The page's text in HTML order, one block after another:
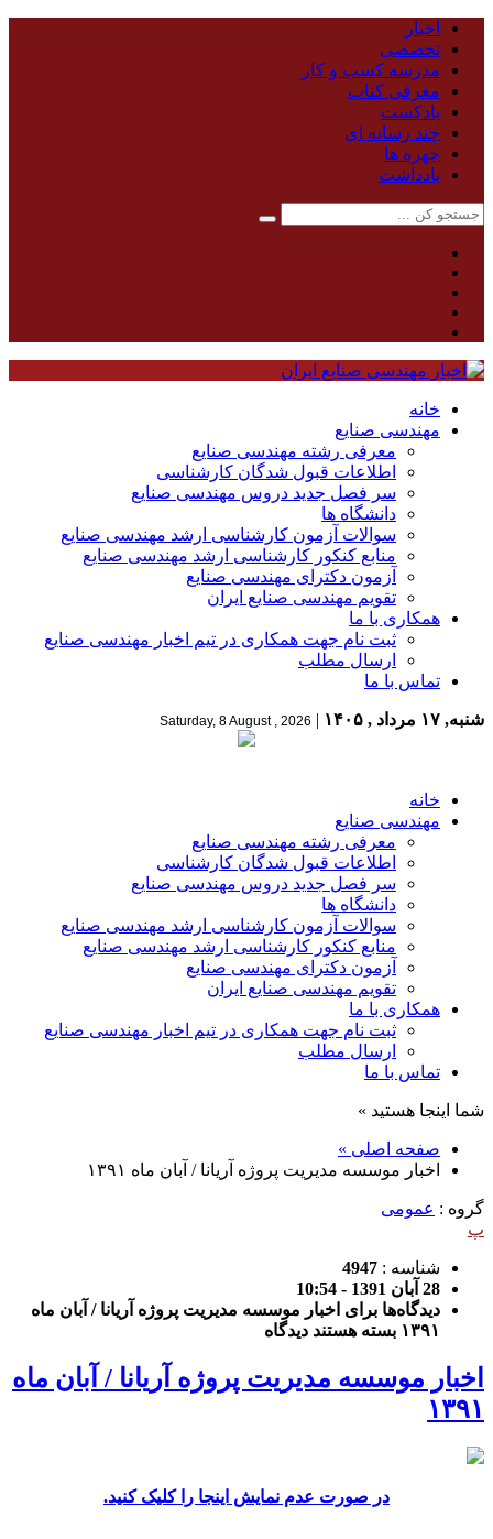
اخبار
تخصصی
مدرسه کسب و کار
معرفی کتاب
پادکست
چند رسانه ای
چهره ها
یادداشت
خانه
مهندسی صنایع
معرفی رشته مهندسی صنایع
اطلاعات قبول شدگان کارشناسی
سر فصل جدید دروس مهندسی صنایع
دانشگاه ها
سوالات آزمون کارشناسی ارشد مهندسی صنایع
منابع کنکور کارشناسی ارشد مهندسی صنایع
آزمون دکترای مهندسی صنایع
تقویم مهندسی صنایع ایران
همکاری با ما
ثبت نام جهت همکاری در تیم اخبار مهندسی صنایع
ارسال مطلب
تماس با ما
شنبه, ۱۷ مرداد , ۱۴۰۵ |
Saturday, 8 August , 2026
خانه
مهندسی صنایع
معرفی رشته مهندسی صنایع
اطلاعات قبول شدگان کارشناسی
سر فصل جدید دروس مهندسی صنایع
دانشگاه ها
سوالات آزمون کارشناسی ارشد مهندسی صنایع
منابع کنکور کارشناسی ارشد مهندسی صنایع
آزمون دکترای مهندسی صنایع
تقویم مهندسی صنایع ایران
همکاری با ما
ثبت نام جهت همکاری در تیم اخبار مهندسی صنایع
ارسال مطلب
تماس با ما
شما اینجا هستید »
صفحه اصلی »
اخبار موسسه مدیریت پروژه آریانا / آبان ماه ۱۳۹۱
گروه : عمومی
پ
شناسه : 4947
28 آبان 1391 - 10:54
دیدگاه‌ها برای اخبار موسسه مدیریت پروژه آریانا / آبان ماه
۱۳۹۱ بسته هستند دیدگاه
اخبار موسسه مدیریت پروژه آریانا / آبان ماه
۱۳۹۱
در صورت عدم نمایش اینجا را کلیک کنید.